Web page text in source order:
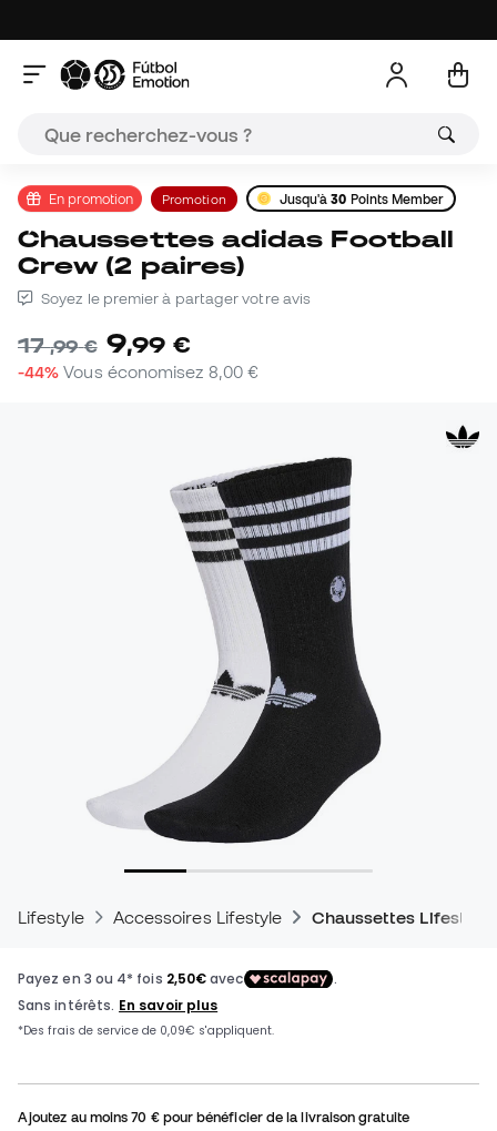
En promotion Promotion Jusqu'à30 Points Member
Chaussettes adidas Football
Crew (2 paires)
Soyez le premier à partager votre avis
17,99 € 9,99 €
-44% Vous économisez 8,00 €
Lifestyle Accessoires Lifestyle Chaussettes Lifestyle
Ajoutez au moins70 €pour bénéficier de la livraison gratuite